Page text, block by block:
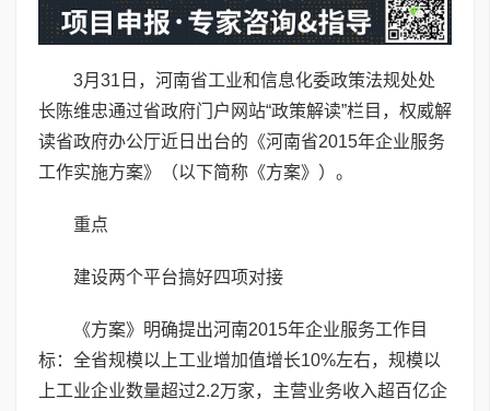
3月31日，河南省工业和信息化委政策法规处处
长陈维忠通过省政府门户网站“政策解读”栏目，权威解
读省政府办公厅近日出台的《河南省2015年企业服务
工作实施方案》（以下简称《方案》）。
重点
建设两个平台搞好四项对接
《方案》明确提出河南2015年企业服务工作目
标：全省规模以上工业增加值增长10%左右，规模以
上工业企业数量超过2.2万家，主营业务收入超百亿企